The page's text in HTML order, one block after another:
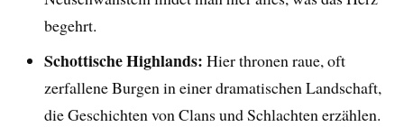
begehrt.
Schottische Highlands: Hier thronen raue, oft
zerfallene Burgen in einer dramatischen Landschaft,
die Geschichten von Clans und Schlachten erzählen.